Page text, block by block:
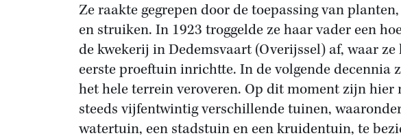
Ze raakte gegrepen door de toepassing van
en struiken. In 1923 troggelde ze haar vader een
de kwekerij in Dedemsvaart (Overijssel) af, waar ze
eerste proeftuin inrichtte. In de volgende decennia
het hele terrein veroveren. Op dit moment zijn hier
steeds vijfentwintig verschillende tuinen,
watertuin, een stadstuin en een kruidentuin, te